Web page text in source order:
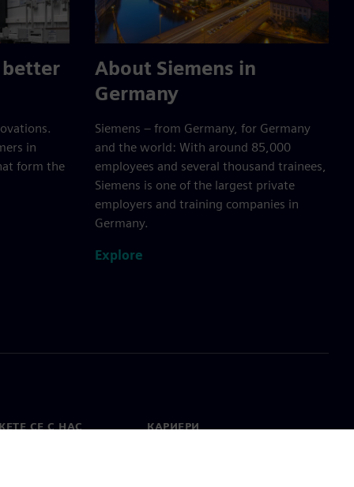
in
form the
About Siemens in
Germany
Siemens – from Germany, for Germany
and the world: With around 85,000
employees and several thousand trainees,
Siemens is one of the largest private
employers and training companies in
Germany.
Explore
СЕ С НАС КАРИЕРИ